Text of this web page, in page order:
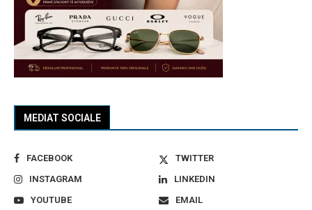
MEDIAT SOCIALE
FACEBOOK
TWITTER
INSTAGRAM
LINKEDIN
YOUTUBE
EMAIL